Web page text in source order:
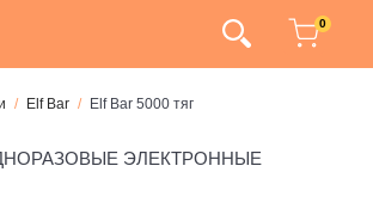
0
Elf Bar Elf Bar 5000 тяг
ЭЛЕКТРОННЫЕ